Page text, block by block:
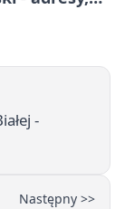
-
Następny >>